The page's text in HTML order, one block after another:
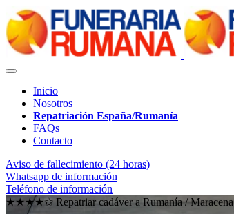
Inicio
Nosotros
Repatriación España/Rumanía
FAQs
Contacto
Aviso de fallecimiento (24 horas)
Whatsapp de información
Teléfono de información
★★★★✩ Repatriar cadáver a Rumanía /Maracena